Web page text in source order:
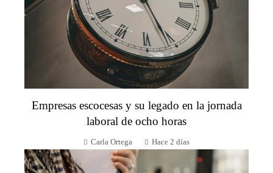
Empresas escocesas y su legado en la jornada
laboral de ocho horas
Carla Ortega Hace 2 días